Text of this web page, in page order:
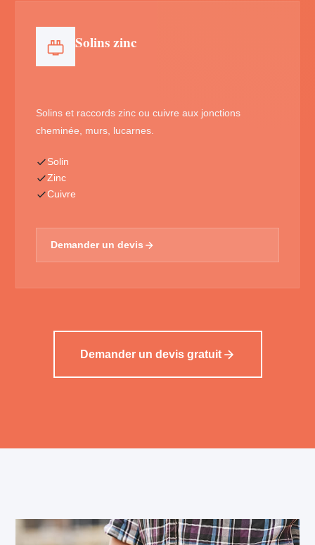
Solins zinc
Solins et raccords zinc ou cuivre aux jonctions
cheminée, murs, lucarnes.
Solin
Zinc
Cuivre
Demander un devis
Demander un devis gratuit